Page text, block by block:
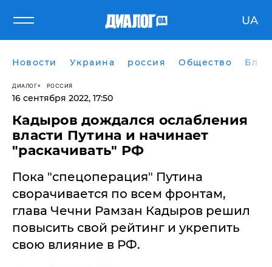
UA
Новости Украина россия Общество
ДИАЛОГ РОССИЯ
16 сентября 2022, 17:50
Кадыров дождался ослабления
власти Путина и начинает
"раскачивать" РФ
​Пока "спецоперация" Путина
сворачивается по всем фронтам,
глава Чечни Рамзан Кадыров решил
повысить свой рейтинг и укрепить
свою влияние в РФ.